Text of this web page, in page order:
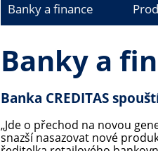
Banky a finance
Banky a
Banka CREDITAS
„Jde o přechod na novou
snazší nasazovat nové